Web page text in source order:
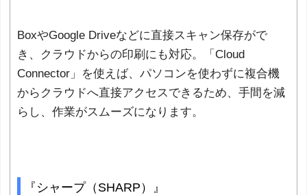
BoxやGoogle Driveなどに直接スキャン保存がで
き、クラウドからの印刷にも対応。「Cloud
Connector」を使えば、パソコンを使わずに複合機
からクラウドへ直接アクセスできるため、手間を減
らし、作業がスムーズになります。
『シャープ（SHARP）』